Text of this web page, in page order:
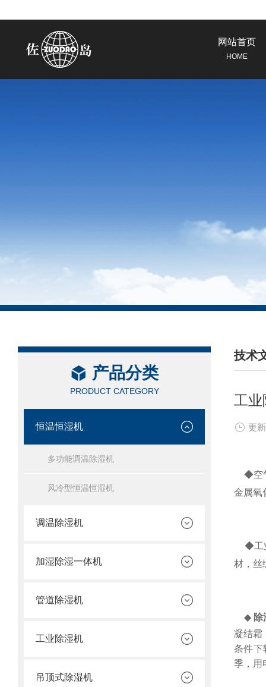
网站首页
HOME
产品分类
PRODUCT CATEGORY
恒温恒湿机
多功能调温除湿机
风冷型恒温恒湿机
调温除湿机
加湿除湿一体机
管道除湿机
工业除湿机
吊顶式除湿机
技术
/
工业
更
◆空气
金属氧
◆工
材，丝
◆ 除
凝结霜
条件下
季，用